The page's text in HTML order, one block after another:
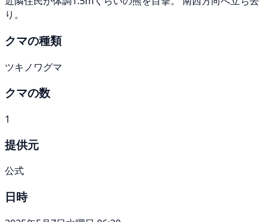
り。
クマの種類
ツキノワグマ
クマの数
1
提供元
公式
日時